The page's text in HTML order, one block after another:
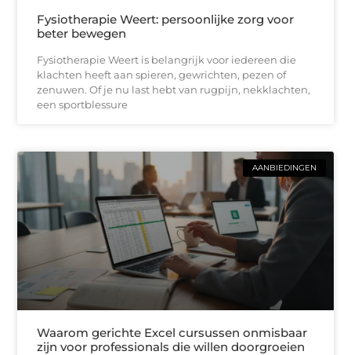
Fysiotherapie Weert: persoonlijke zorg voor
beter bewegen
Fysiotherapie Weert is belangrijk voor iedereen die
klachten heeft aan spieren, gewrichten, pezen of
zenuwen. Of je nu last hebt van rugpijn, nekklachten,
een sportblessure
AANBIEDINGEN
Waarom gerichte Excel cursussen onmisbaar
zijn voor professionals die willen doorgroeien